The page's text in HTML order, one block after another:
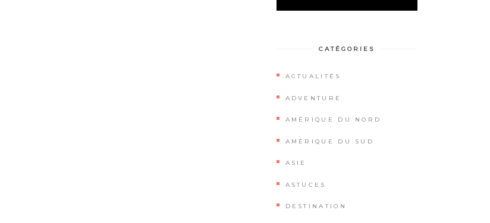
CATÉGORIES
ACTUALITÉS
ADVENTURE
AMÉRIQUE DU NORD
AMÉRIQUE DU SUD
ASIE
ASTUCES
DESTINATION